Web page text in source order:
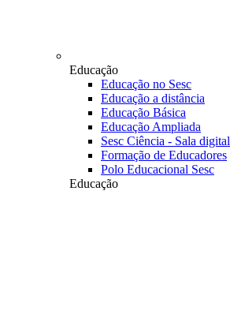
Educação
Educação no Sesc
Educação a distância
Educação Básica
Educação Ampliada
Sesc Ciência - Sala digital
Formação de Educadores
Polo Educacional Sesc
Educação